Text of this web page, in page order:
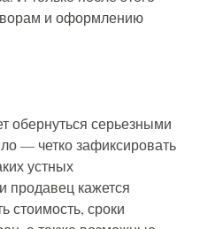
и оформлению
обернуться серьезными
— четко зафиксировать
устных
продавец кажется
стоимость, сроки